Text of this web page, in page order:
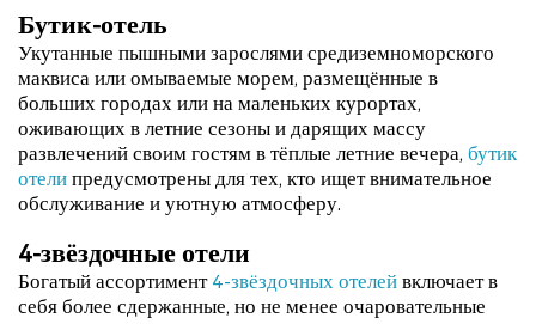
Бутик-отель
Укутанные пышными зарослями средиземноморского
маквиса или омываемые морем, размещённые в
больших городах или на маленьких курортах,
оживающих в летние сезоны и дарящих массу
развлечений своим гостям в тёплые летние вечера, бутик
отели предусмотрены для тех, кто ищет внимательное
обслуживание и уютную атмосферу.
4-звёздочные отели
Богатый ассортимент 4-звёздочных отелей включает в
себя более сдержанные, но не менее очаровательные